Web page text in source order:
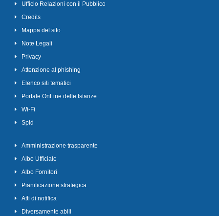
Ufficio Relazioni con il Pubblico
Credits
Mappa del sito
Note Legali
Privacy
Attenzione al phishing
Elenco siti tematici
Portale OnLine delle Istanze
Wi-Fi
Spid
Amministrazione trasparente
Albo Ufficiale
Albo Fornitori
Pianificazione strategica
Atti di notifica
Diversamente abili